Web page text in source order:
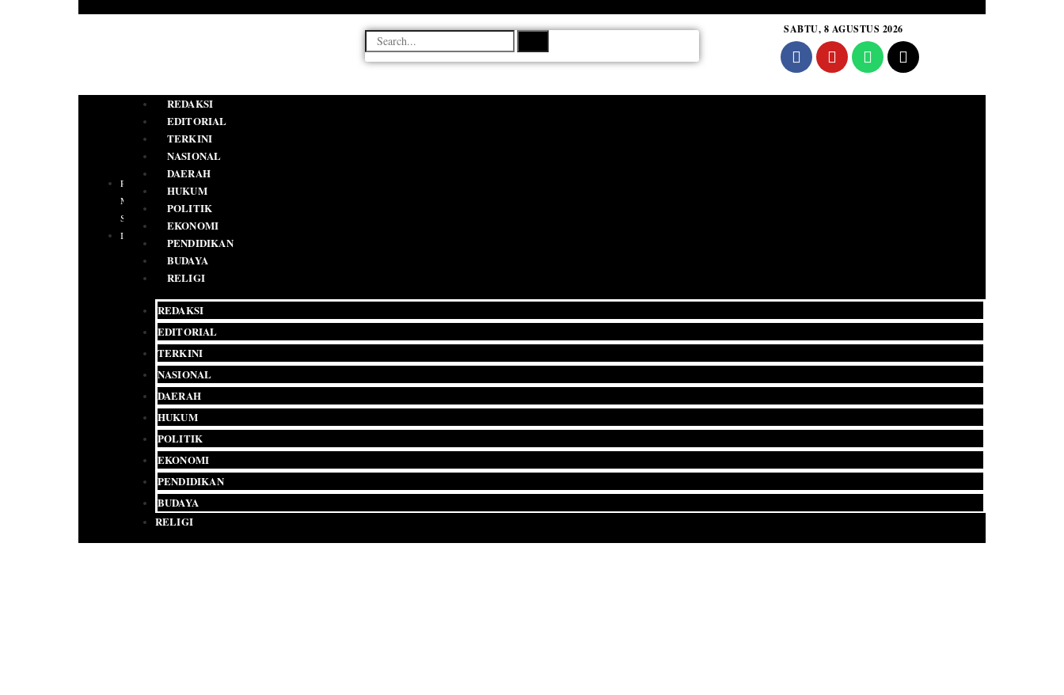
SABTU, 8 AGUSTUS 2026
PEDOMAN
MEDIA
SIBER
IKLAN
REDAKSI
EDITORIAL
TERKINI
NASIONAL
DAERAH
HUKUM
POLITIK
EKONOMI
PENDIDIKAN
BUDAYA
RELIGI
REDAKSI
EDITORIAL
TERKINI
NASIONAL
DAERAH
HUKUM
POLITIK
EKONOMI
PENDIDIKAN
BUDAYA
RELIGI